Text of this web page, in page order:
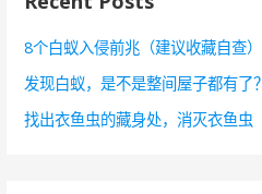
8个白蚁入侵前兆（建议收藏自查）
发现白蚁，是不是整间屋子都有了？
找出衣鱼虫的藏身处，消灭衣鱼虫